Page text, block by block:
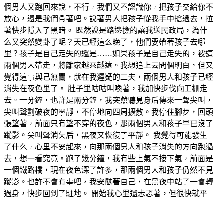
個男人又跑回來說，不行，我們又不認識你，把孩子交給你不
放心，還是我們帶著吧。說著男人把孩子從我手中搶過去，拉
著快步隱入了黑暗。 既然說是路邊撿的讓我送民政局，為什
么又突然變卦了呢？天已經這么晚了，他們要帶著孩子去哪
里？孩子是自己走失的還是……如果孩子是自己走失的，被這
兩個男人帶走，將離家越來越遠。我想追上去問個明白，但又
覺得這事與己無關，就在我遲疑的工夫，兩個男人和孩子已經
消失在夜色里了。 肚子里咕咕叫喚著，我加快步伐向工棚走
去。一分鐘，也許是兩分鐘，我突然聽見身后傳來一聲尖叫，
尖叫聲劃破夜的寧靜，不停地向四周擴散。我停住腳步，回頭
張望著，前面只有望不穿的夜色，那兩個男人和孩子早已沒了
蹤影。尖叫聲消失后，黑夜又恢復了平靜。 我覺得可能發生
了什么，心里不安起來，向那兩個男人和孩子消失的方向跑過
去，想一看究竟。跑了幾分鐘，我有些上氣不接下氣，前面是
一個鐵路橋，現在夜色深了許多，那兩個男人和孩子仍然不見
蹤影。也許不會有事吧，我安慰著自己，在黑夜中站了一會轉
過身，快步回到了駐地。 開始我心里還忐忑著，但很快就平